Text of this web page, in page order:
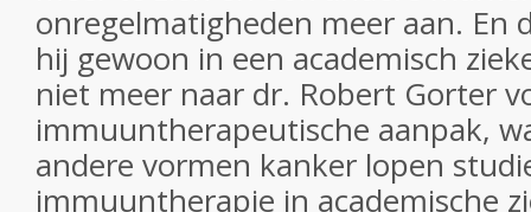
onregelmatigheden meer aan. En
hij gewoon in een academisch
niet meer naar dr. Robert Gorter
immuuntherapeutische aanpak,
andere vormen kanker lopen
immuuntherapie in academische